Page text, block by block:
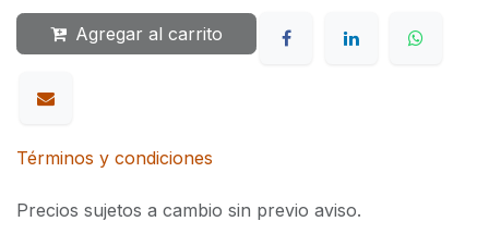
Agregar al carrito
Términos y condiciones
Precios sujetos a cambio sin previo aviso.